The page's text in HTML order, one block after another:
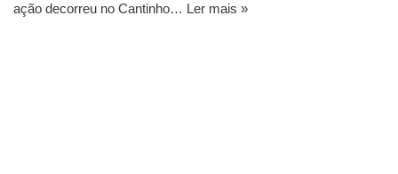
ação decorreu no Cantinho… Ler mais »